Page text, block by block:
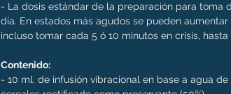
- La dosis estándar de la preparación para toma
día. En estados más agudos se pueden
incluso tomar cada 5 ó 10 minutos en crisis,
Contenido:
- 10 ml. de infusión vibracional en base a agua